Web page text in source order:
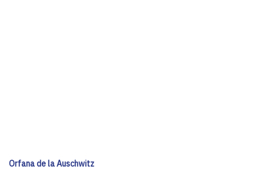
Orfana de la Auschwitz